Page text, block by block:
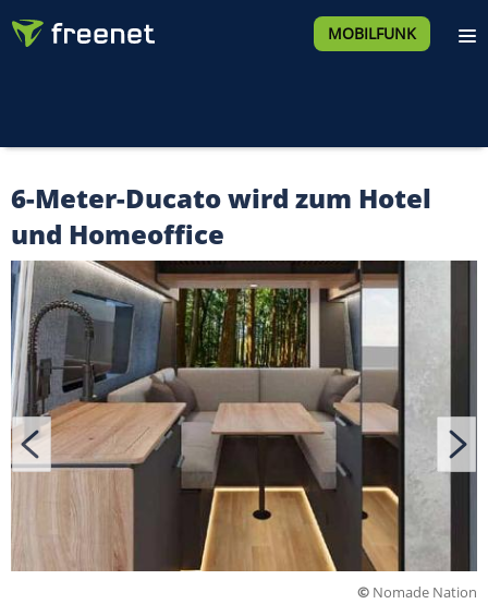
MOBILFUNK
6-Meter-Ducato wird zum Hotel
und Homeoffice
© Nomade Nation